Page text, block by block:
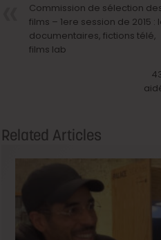
Commission de sélection
films – 1ere session de 2015 :
documentaires, fictions télé,
films lab
Related Articles